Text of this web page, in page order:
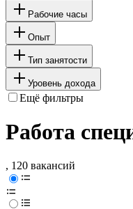
Рабочие часы
Опыт
Тип занятости
Уровень дохода
Ещё фильтры
Работа
, 120 вакансий